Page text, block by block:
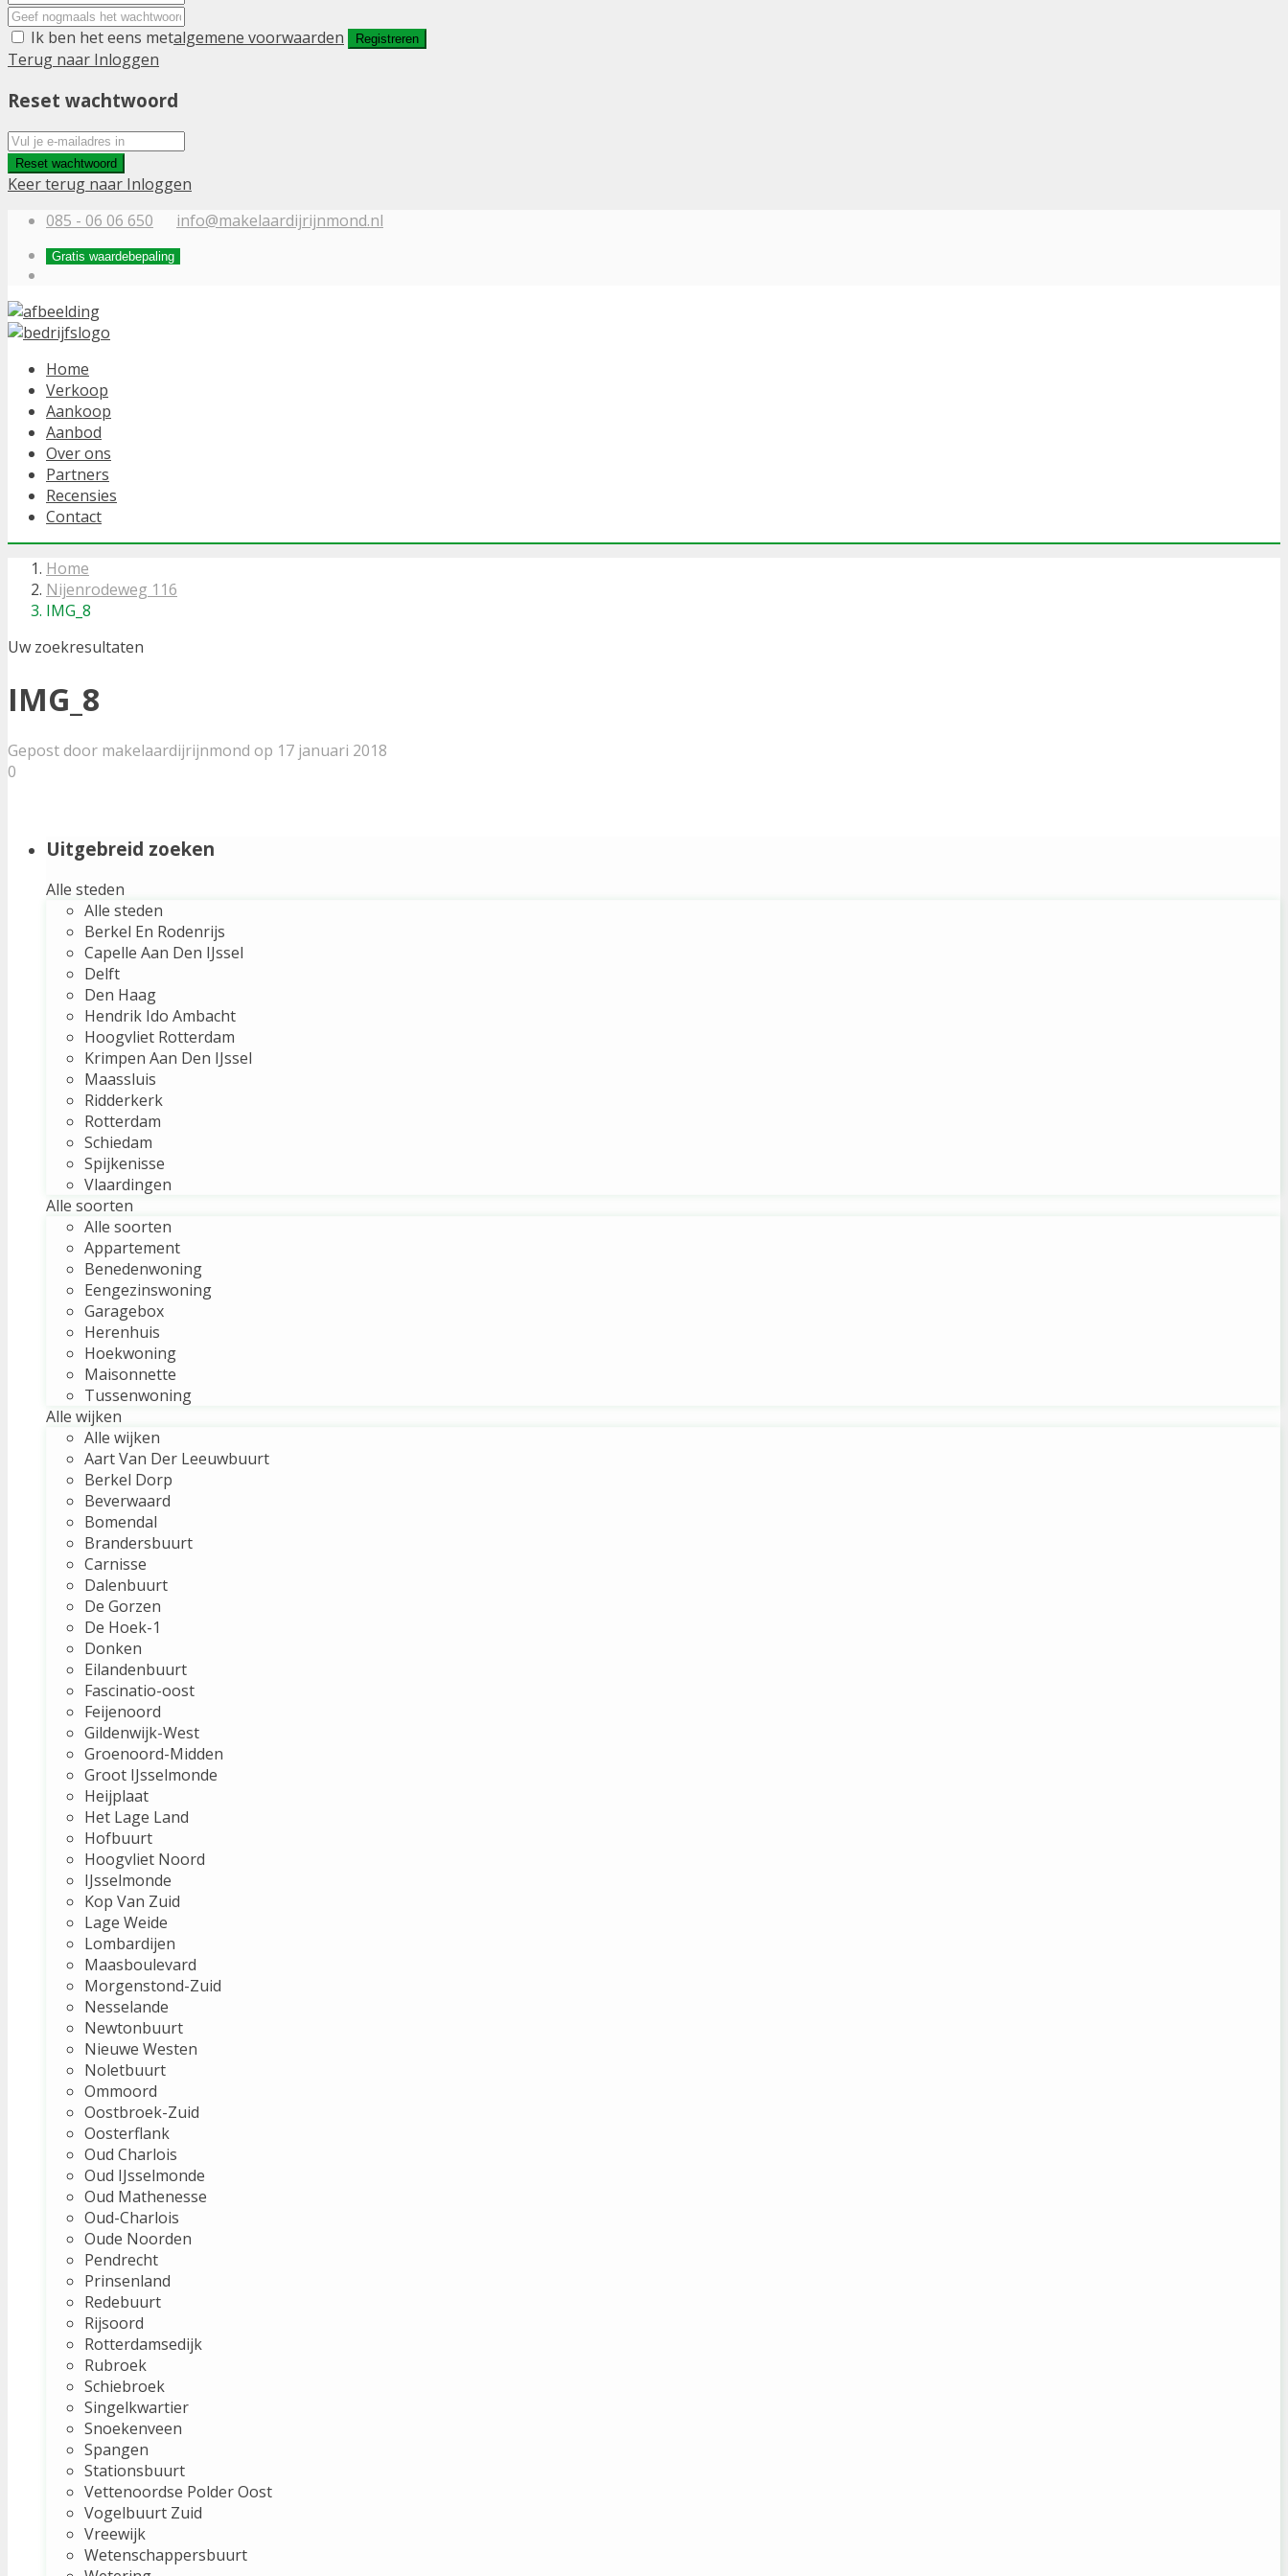
Ik ben het eens metalgemene voorwaarden Registreren
Terug naar Inloggen
Reset wachtwoord
Reset wachtwoord
Keer terug naar Inloggen
085 - 06 06 650
info@makelaardijrijnmond.nl
Gratis waardebepaling
Home
Verkoop
Aankoop
Aanbod
Over ons
Partners
Recensies
Contact
Home
Nijenrodeweg 116
IMG_8
Uw zoekresultaten
IMG_8
Gepost door makelaardijrijnmond op 17 januari 2018
0
Uitgebreid zoeken
Alle steden
Alle steden
Berkel En Rodenrijs
Capelle Aan Den IJssel
Delft
Den Haag
Hendrik Ido Ambacht
Hoogvliet Rotterdam
Krimpen Aan Den IJssel
Maassluis
Ridderkerk
Rotterdam
Schiedam
Spijkenisse
Vlaardingen
Alle soorten
Alle soorten
Appartement
Benedenwoning
Eengezinswoning
Garagebox
Herenhuis
Hoekwoning
Maisonnette
Tussenwoning
Alle wijken
Alle wijken
Aart Van Der Leeuwbuurt
Berkel Dorp
Beverwaard
Bomendal
Brandersbuurt
Carnisse
Dalenbuurt
De Gorzen
De Hoek-1
Donken
Eilandenbuurt
Fascinatio-oost
Feijenoord
Gildenwijk-West
Groenoord-Midden
Groot IJsselmonde
Heijplaat
Het Lage Land
Hofbuurt
Hoogvliet Noord
IJsselmonde
Kop Van Zuid
Lage Weide
Lombardijen
Maasboulevard
Morgenstond-Zuid
Nesselande
Newtonbuurt
Nieuwe Westen
Noletbuurt
Ommoord
Oostbroek-Zuid
Oosterflank
Oud Charlois
Oud IJsselmonde
Oud Mathenesse
Oud-Charlois
Oude Noorden
Pendrecht
Prinsenland
Redebuurt
Rijsoord
Rotterdamsedijk
Rubroek
Schiebroek
Singelkwartier
Snoekenveen
Spangen
Stationsbuurt
Vettenoordse Polder Oost
Vogelbuurt Zuid
Vreewijk
Wetenschappersbuurt